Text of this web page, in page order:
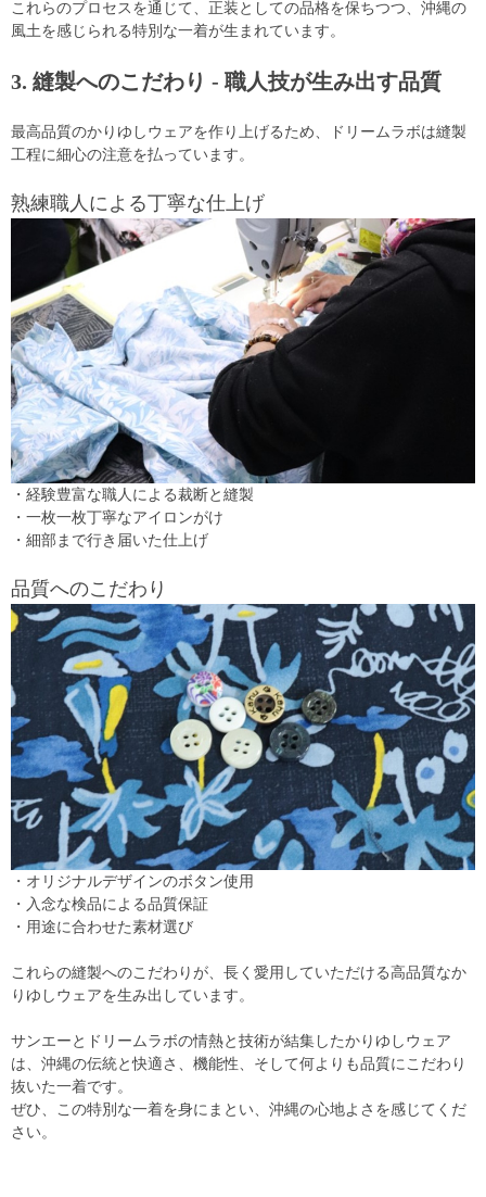
これらのプロセスを通じて、正装としての品格を保ちつつ、沖縄の
風土を感じられる特別な一着が生まれています。
3. 縫製へのこだわり - 職人技が生み出す品質
最高品質のかりゆしウェアを作り上げるため、ドリームラボは縫製
工程に細心の注意を払っています。
熟練職人による丁寧な仕上げ
・経験豊富な職人による裁断と縫製
・一枚一枚丁寧なアイロンがけ
・細部まで行き届いた仕上げ
品質へのこだわり
・オリジナルデザインのボタン使用
・入念な検品による品質保証
・用途に合わせた素材選び
これらの縫製へのこだわりが、長く愛用していただける高品質なか
りゆしウェアを生み出しています。
サンエーとドリームラボの情熱と技術が結集したかりゆしウェア
は、沖縄の伝統と快適さ、機能性、そして何よりも品質にこだわり
抜いた一着です。
ぜひ、この特別な一着を身にまとい、沖縄の心地よさを感じてくだ
さい。